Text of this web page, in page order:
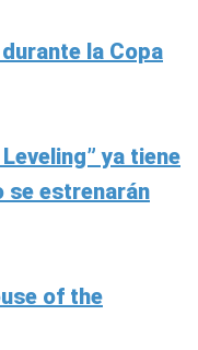
la Copa
ya tiene
se estrenarán
of the